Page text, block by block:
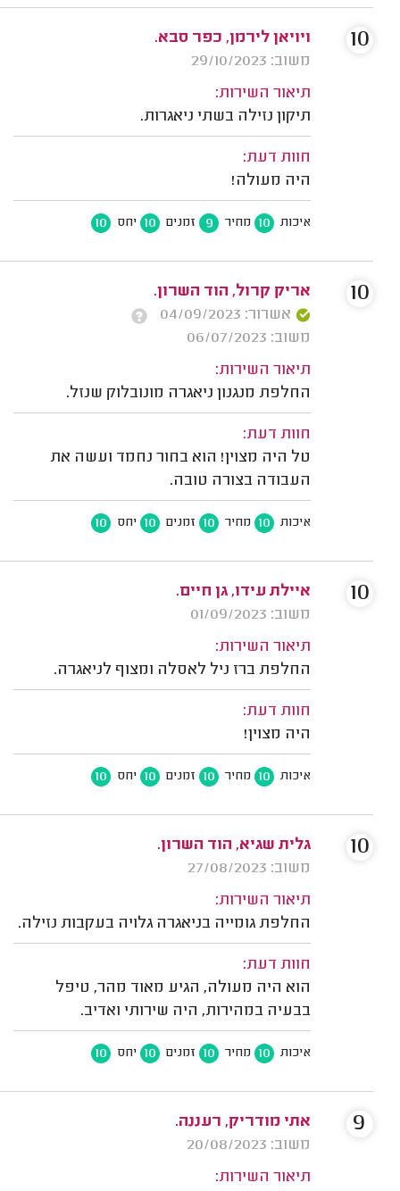
ויויאן לירמן, כפר סבא.
משוב: 29/10/2023
תיאור השירות:
תיקון נזילה בשתי ניאגרות.
חוות דעת:
היה מעולה!
איכות 10 מחיר 9 זמנים 10 יחס 10
10
אריק קרול, הוד השרון.
אשרור: 04/09/2023
משוב: 06/07/2023
תיאור השירות:
החלפת מנגנון ניאגרה מונובלוק שנזל.
חוות דעת:
טל היה מצוין! הוא בחור נחמד ועשה את
העבודה בצורה טובה.
איכות 10 מחיר 10 זמנים 10 יחס 10
10
איילת עידו, גן חיים.
משוב: 01/09/2023
תיאור השירות:
החלפת ברז ניל לאסלה ומצוף לניאגרה.
חוות דעת:
היה מצוין!
איכות 10 מחיר 10 זמנים 10 יחס 10
10
גלית שגיא, הוד השרון.
משוב: 27/08/2023
תיאור השירות:
החלפת גומייה בניאגרה גלויה בעקבות נזילה.
חוות דעת:
הוא היה מעולה, הגיע מאוד מהר, טיפל
בבעיה במהירות, היה שירותי ואדיב.
איכות 10 מחיר 10 זמנים 10 יחס 10
10
אתי מודריק, רעננה.
משוב: 20/08/2023
תיאור השירות:
9